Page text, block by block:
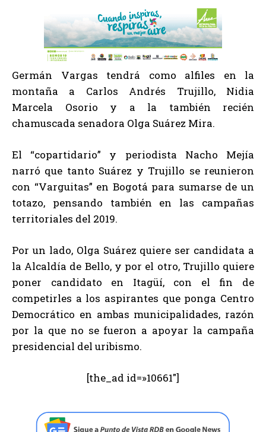
Germán Vargas tendrá como alfiles en la
montaña a Carlos Andrés Trujillo, Nidia
Marcela Osorio y a la también recién
chamuscada senadora Olga Suárez Mira.
El “copartidario” y periodista Nacho Mejía
narró que tanto Suárez y Trujillo se reunieron
con “Varguitas” en Bogotá para sumarse de un
totazo, pensando también en las campañas
territoriales del 2019.
Por un lado, Olga Suárez quiere ser candidata a
la Alcaldía de Bello, y por el otro, Trujillo quiere
poner candidato en Itagüí, con el fin de
competirles a los aspirantes que ponga Centro
Democrático en ambas municipalidades, razón
por la que no se fueron a apoyar la campaña
presidencial del uribismo.
[the_ad id=»10661″]